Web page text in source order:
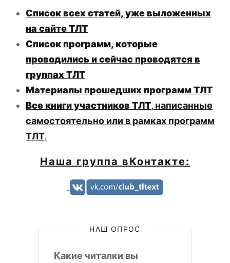
Список всех статей, уже выложенных
на сайте ТЛТ
Список программ, которые
проводились и сейчас проводятся в
группах ТЛТ
Материалы прошедших программ ТЛТ
Все книги участников ТЛТ, написанные
самостоятельно или в рамках программ
ТЛТ.
Наша группа вКонтакте:
НАШ ОПРОС
Какие читалки вы